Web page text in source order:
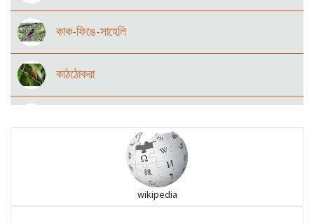
কাক-ফিঙে-সাহেলি
কাঠঠোকরা
কাস্তেচরা - চামচঠুটি
wikipedia